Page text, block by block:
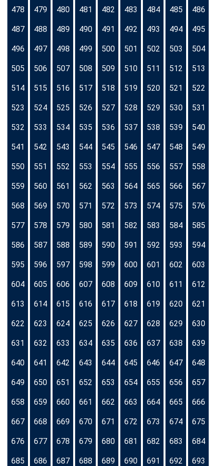
478 479 480 481 482 483 484 485 486
487 488 489 490 491 492 493 494 495
496 497 498 499 500 501 502 503 504
505 506 507 508 509 510 511 512 513
514 515 516 517 518 519 520 521 522
523 524 525 526 527 528 529 530 531
532 533 534 535 536 537 538 539 540
541 542 543 544 545 546 547 548 549
550 551 552 553 554 555 556 557 558
559 560 561 562 563 564 565 566 567
568 569 570 571 572 573 574 575 576
577 578 579 580 581 582 583 584 585
586 587 588 589 590 591 592 593 594
595 596 597 598 599 600 601 602 603
604 605 606 607 608 609 610 611 612
613 614 615 616 617 618 619 620 621
622 623 624 625 626 627 628 629 630
631 632 633 634 635 636 637 638 639
640 641 642 643 644 645 646 647 648
649 650 651 652 653 654 655 656 657
658 659 660 661 662 663 664 665 666
667 668 669 670 671 672 673 674 675
676 677 678 679 680 681 682 683 684
685 686 687 688 689 690 691 692 693